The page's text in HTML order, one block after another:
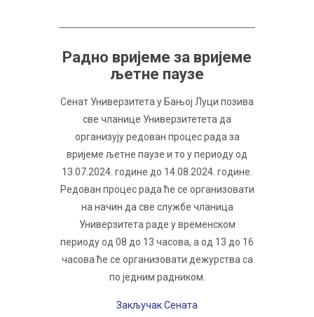
Радно вријеме за вријеме
љетне паузе
Сенат Универзитета у Бањој Луци позива
све чланице Универзитетета да
организују редован процес рада за
вријеме љетне паузе и то у периоду од
13.07.2024. године до 14.08.2024. године.
Редован процес рада ће се организовати
на начин да све службе чланица
Универзитета раде у временском
периоду од 08 до 13 часова, а од 13 до 16
часова ће се организовати дежурства са
по једним радником.
Закључак Сената